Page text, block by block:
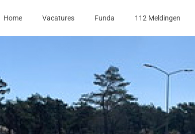
Home Vacatures Funda 112 Meldingen